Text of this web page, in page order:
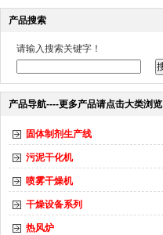
产品搜索
请输入搜索关键字！
产品导航----更多产品请点击大类浏览
固体制剂生产线
污泥干化机
喷雾干燥机
干燥设备系列
热风炉